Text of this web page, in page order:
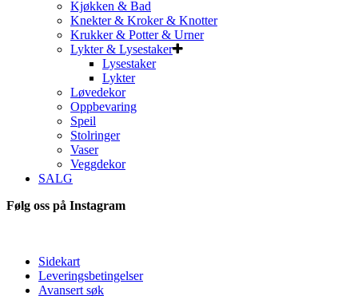
Kjøkken & Bad
Knekter & Kroker & Knotter
Krukker & Potter & Urner
Lykter & Lysestaker
Lysestaker
Lykter
Løvedekor
Oppbevaring
Speil
Stolringer
Vaser
Veggdekor
SALG
Følg oss på Instagram
Sidekart
Leveringsbetingelser
Avansert søk